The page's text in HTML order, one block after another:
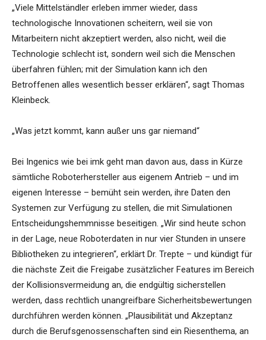
„Viele Mittelständler erleben immer wieder, dass
technologische Innovationen scheitern, weil sie von
Mitarbeitern nicht akzeptiert werden, also nicht, weil die
Technologie schlecht ist, sondern weil sich die Menschen
überfahren fühlen; mit der Simulation kann ich den
Betroffenen alles wesentlich besser erklären“, sagt Thomas
Kleinbeck.
„Was jetzt kommt, kann außer uns gar niemand“
Bei Ingenics wie bei imk geht man davon aus, dass in Kürze
sämtliche Roboterhersteller aus eigenem Antrieb – und im
eigenen Interesse – bemüht sein werden, ihre Daten den
Systemen zur Verfügung zu stellen, die mit Simulationen
Entscheidungshemmnisse beseitigen. „Wir sind heute schon
in der Lage, neue Roboterdaten in nur vier Stunden in unsere
Bibliotheken zu integrieren“, erklärt Dr. Trepte – und kündigt für
die nächste Zeit die Freigabe zusätzlicher Features im Bereich
der Kollisionsvermeidung an, die endgültig sicherstellen
werden, dass rechtlich unangreifbare Sicherheitsbewertungen
durchführen werden können. „Plausibilität und Akzeptanz
durch die Berufsgenossenschaften sind ein Riesenthema, an